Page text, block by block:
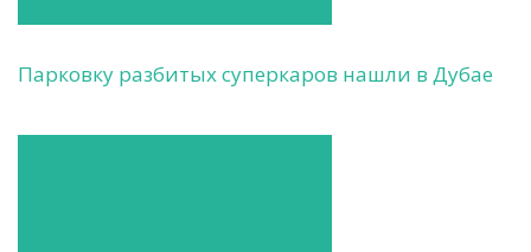
Парковку разбитых суперкаров нашли в Дубае